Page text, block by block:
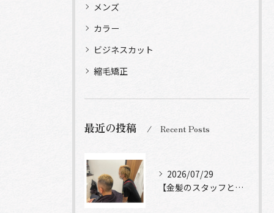
メンズ
カラー
ビジネスカット
縮毛矯正
最近の投稿 Recent Posts
2026/07/29
【金髪のスタッフと常連様ショット】